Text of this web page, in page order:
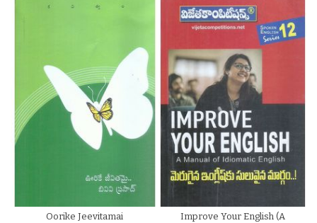
Oorike Jeevitamai
Improve Your English (A